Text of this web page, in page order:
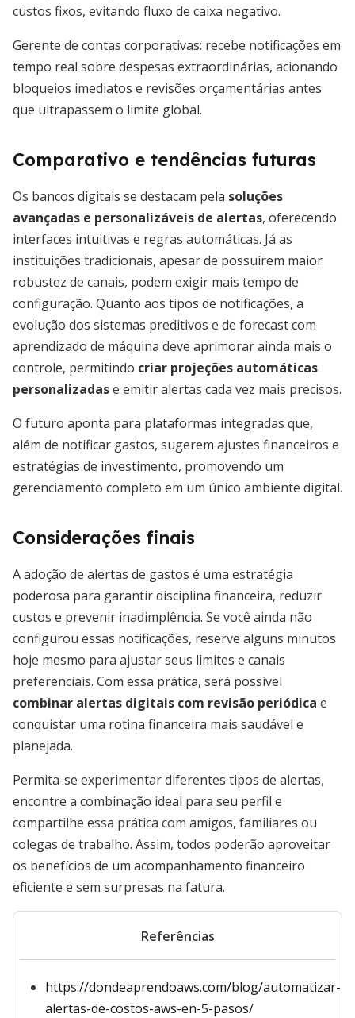
custos fixos, evitando fluxo de caixa negativo.
Gerente de contas corporativas: recebe notificações em
tempo real sobre despesas extraordinárias, acionando
bloqueios imediatos e revisões orçamentárias antes
que ultrapassem o limite global.
Comparativo e tendências futuras
Os bancos digitais se destacam pela soluções
avançadas e personalizáveis de alertas, oferecendo
interfaces intuitivas e regras automáticas. Já as
instituições tradicionais, apesar de possuírem maior
robustez de canais, podem exigir mais tempo de
configuração. Quanto aos tipos de notificações, a
evolução dos sistemas preditivos e de forecast com
aprendizado de máquina deve aprimorar ainda mais o
controle, permitindo criar projeções automáticas
personalizadase emitir alertas cada vez mais precisos.
O futuro aponta para plataformas integradas que,
além de notificar gastos, sugerem ajustes financeiros e
estratégias de investimento, promovendo um
gerenciamento completo em um único ambiente digital.
Considerações finais
A adoção de alertas de gastos é uma estratégia
poderosa para garantir disciplina financeira, reduzir
custos e prevenir inadimplência. Se você ainda não
configurou essas notificações, reserve alguns minutos
hoje mesmo para ajustar seus limites e canais
preferenciais. Com essa prática, será possível
combinar alertas digitais com revisão periódica e
conquistar uma rotina financeira mais saudável e
planejada.
Permita-se experimentar diferentes tipos de alertas,
encontre a combinação ideal para seu perfil e
compartilhe essa prática com amigos, familiares ou
colegas de trabalho. Assim, todos poderão aproveitar
os benefícios de um acompanhamento financeiro
eficiente e sem surpresas na fatura.
Referências
https://dondeaprendoaws.com/blog/automatizar-
alertas-de-costos-aws-en-5-pasos/